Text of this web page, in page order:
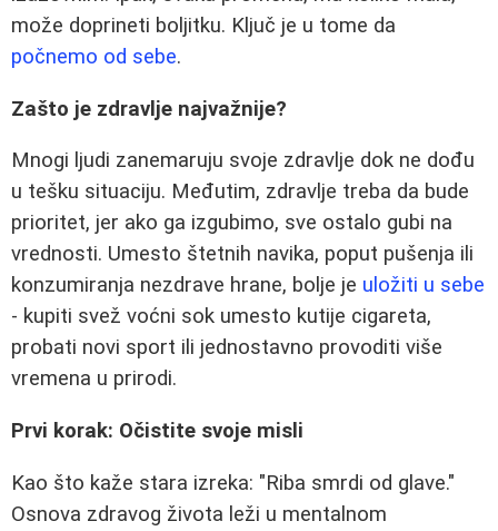
može doprineti boljitku. Ključ je u tome da
počnemo od sebe.
Zašto je zdravlje najvažnije?
Mnogi ljudi zanemaruju svoje zdravlje dok ne dođu
u tešku situaciju. Međutim, zdravlje treba da bude
prioritet, jer ako ga izgubimo, sve ostalo gubi na
vrednosti. Umesto štetnih navika, poput pušenja ili
konzumiranja nezdrave hrane, bolje je uložiti u sebe
- kupiti svež voćni sok umesto kutije cigareta,
probati novi sport ili jednostavno provoditi više
vremena u prirodi.
Prvi korak: Očistite svoje misli
Kao što kaže stara izreka: "Riba smrdi od glave."
Osnova zdravog života leži u mentalnom